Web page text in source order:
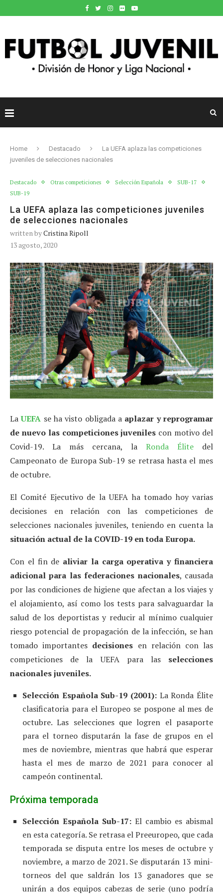
Home Destacado
La UEFA aplaza las competiciones
juveniles de selecciones nacionales
Destacado Otras competiciones Selección Española
SUB-17
SUB-19
La UEFA aplaza las competiciones juveniles
de selecciones nacionales
written byCristina Ripoll
13 agosto, 2020
LaUEFA se ha visto obligada a aplazar y reprogramar
de nuevo las competiciones juveniles con motivo del
Covid-19. La más cercana, la Ronda Élite del
Campeonato de Europa Sub-19 se retrasa hasta el mes
de octubre.
El Comité Ejecutivo de la UEFA ha tomado hoy varias
decisiones en relación con las competiciones de
selecciones nacionales juveniles, teniendo en cuenta la
situación actual de la COVID-19 en toda Europa.
Con el fin de aliviar la carga operativa y financiera
adicional para las federaciones nacionales, causada
por las condiciones de higiene que afectan a los viajes y
el alojamiento, así como los tests para salvaguardar la
salud de los deportistas y reducir al mínimo cualquier
riesgo potencial de propagación de la infección, se han
tomado importantes decisiones en relación con las
competiciones de la UEFA para las selecciones
nacionales juveniles.
Selección Española Sub-19 (2001): La Ronda Élite
clasificatoria para el Europeo se pospone al mes de
octubre. Las selecciones que logren el pasaporte
para el torneo disputarán la fase de grupos en el
mes de noviembre, mientras que habrá que esperar
hasta el mes de marzo de 2021 para conocer al
campeón continental.
Próxima temporada
Selección Española Sub-17: El cambio es abismal
en esta categoría. Se retrasa el Preeuropeo, que cada
temporada se disputa entre los meses de octubre y
noviembre, a marzo de 2021. Se disputarán 13 mini-
torneos del que saldrán los 13 ganadores que se
unirán a dos equipos cabezas de serie (uno podría